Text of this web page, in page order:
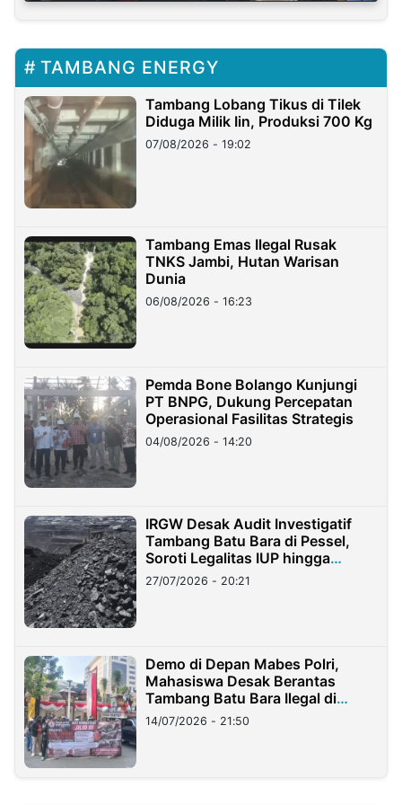
TAMBANG ENERGY
Tambang Lobang Tikus di Tilek
Diduga Milik Iin, Produksi 700 Kg
07/08/2026 - 19:02
Tambang Emas Ilegal Rusak
TNKS Jambi, Hutan Warisan
Dunia
06/08/2026 - 16:23
Pemda Bone Bolango Kunjungi
PT BNPG, Dukung Percepatan
Operasional Fasilitas Strategis
04/08/2026 - 14:20
IRGW Desak Audit Investigatif
Tambang Batu Bara di Pessel,
Soroti Legalitas IUP hingga
Stockpile
27/07/2026 - 20:21
Demo di Depan Mabes Polri,
Mahasiswa Desak Berantas
Tambang Batu Bara Ilegal di
Lampung
14/07/2026 - 21:50